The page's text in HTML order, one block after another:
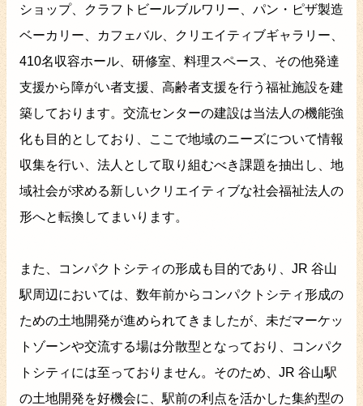
ショップ、クラフトビールブルワリー、パン・ピザ製造
ベーカリー、カフェバル、クリエイティブギャラリー、
410名収容ホール、研修室、料理スペース、その他発達
支援から障がい者支援、高齢者支援を行う福祉施設を建
築しております。交流センターの建設は当法人の機能強
化も目的としており、ここで地域のニーズについて情報
収集を行い、法人として取り組むべき課題を抽出し、地
域社会が求める新しいクリエイティブな社会福祉法人の
形へと転換してまいります。
また、コンパクトシティの形成も目的であり、JR 谷山
駅周辺においては、数年前からコンパクトシティ形成の
ための土地開発が進められてきましたが、未だマーケッ
トゾーンや交流する場は分散型となっており、コンパク
トシティには至っておりません。そのため、JR 谷山駅
の土地開発を好機会に、駅前の利点を活かした集約型の